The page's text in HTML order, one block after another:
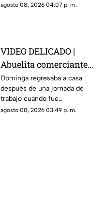
perro y continúa su camino sin
agosto 08, 2026 04:07 p. m.
VIDEO DELICADO |
Abuelita comerciante
es as3sin4da en Puebla
por 90 pesos
Dominga regresaba a casa
después de una jornada de
trabajo cuando fue
interceptada por un hombre
agosto 08, 2026 03:49 p. m.